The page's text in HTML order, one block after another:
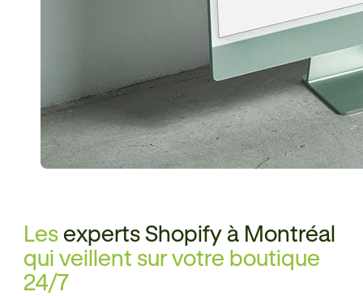
Lesexperts Shopify à Montréal
qui veillent sur votre boutique
24/7